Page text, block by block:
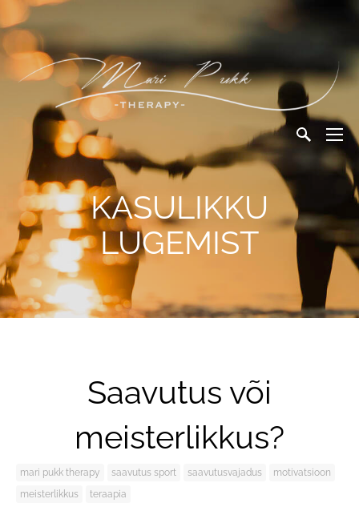
KASULIKKU
LUGEMIST
Saavutus või
meisterlikkus?
mari pukk therapy saavutus sport saavutusvajadus
motivatsioon
meisterlikkus
teraapia